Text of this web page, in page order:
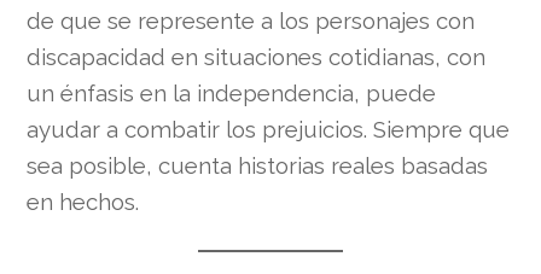
de que se represente a los personajes con
discapacidad en situaciones cotidianas, con
un énfasis en la independencia, puede
ayudar a combatir los prejuicios. Siempre que
sea posible, cuenta historias reales basadas
en hechos.